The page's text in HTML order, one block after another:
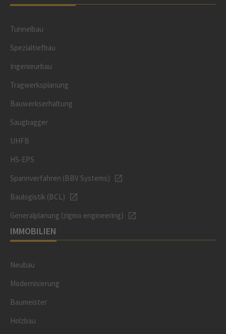
Tunnelbau
Spezialtiefbau
Ingenieurbau
Tragwerksplanung
Bauwerkserhaltung
Saugbagger
UHFB
HS-EPS
Spannverfahren (BBV Systems)
Baulogistik (BCL)
Generalplanung (zigmo engineering)
IMMOBILIEN
Neubau
Modernisierung
Baumeister
Holzbau